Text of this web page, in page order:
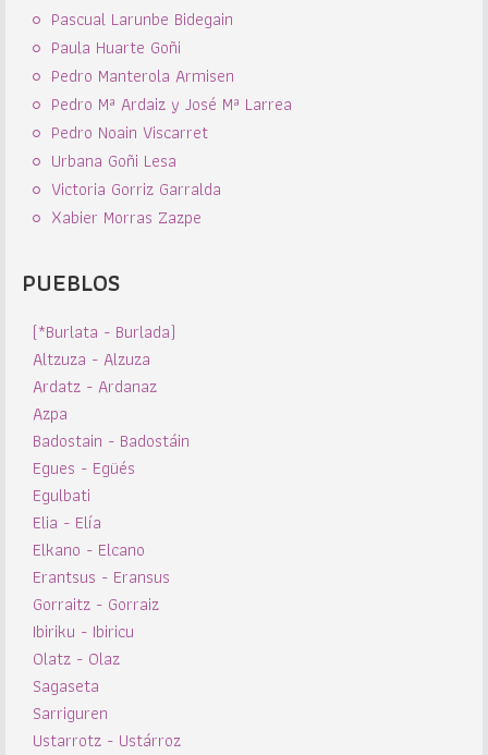
Pascual Larunbe Bidegain
Paula Huarte Goñi
Pedro Manterola Armisen
Pedro Mª Ardaiz y José Mª Larrea
Pedro Noain Viscarret
Urbana Goñi Lesa
Victoria Gorriz Garralda
Xabier Morras Zazpe
PUEBLOS
(*Burlata - Burlada)
Altzuza - Alzuza
Ardatz - Ardanaz
Azpa
Badostain - Badostáin
Egues - Egüés
Egulbati
Elia - Elía
Elkano - Elcano
Erantsus - Eransus
Gorraitz - Gorraiz
Ibiriku - Ibiricu
Olatz - Olaz
Sagaseta
Sarriguren
Ustarrotz - Ustárroz